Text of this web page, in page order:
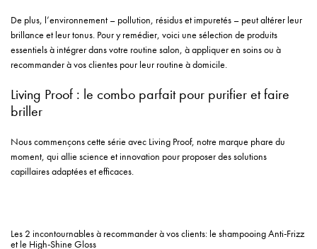
De plus, l’environnement – pollution, résidus et impuretés – peut altérer leur
brillance et leur tonus. Pour y remédier, voici une sélection de produits
essentiels à intégrer dans votre routine salon, à appliquer en soins ou à
recommander à vos clientes pour leur routine à domicile.
Living Proof : le combo parfait pour purifier et faire
briller
Nous commençons cette série avec Living Proof, notre marque phare du
moment, qui allie science et innovation pour proposer des solutions
capillaires adaptées et efficaces.
Les 2 incontournables à recommander à vos clients: le shampooing Anti-Frizz
et le High-Shine Gloss